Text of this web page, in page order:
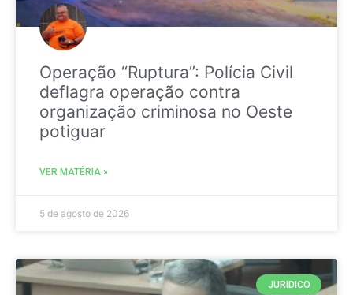
Operação “Ruptura”: Polícia Civil
deflagra operação contra
organização criminosa no Oeste
potiguar
VER MATÉRIA »
5 de agosto de 2026
JURIDICO